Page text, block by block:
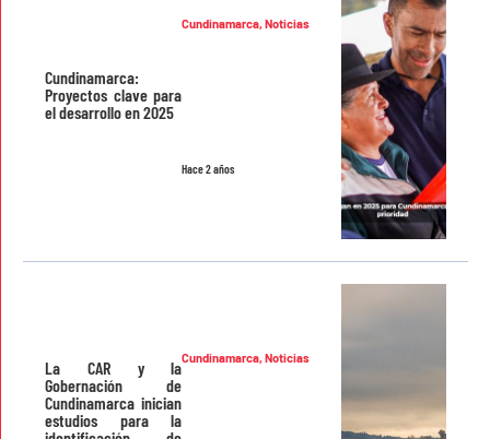
Cundinamarca,Noticias
Hace 2 años
Cundinamarca:
Proyectos clave para
el desarrollo en 2025
Cundinamarca,Noticias
La CAR y la
Gobernación de
Cundinamarca inician
estudios para la